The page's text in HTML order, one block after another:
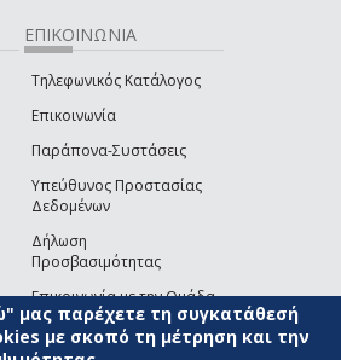
ΕΠΙΚΟΙΝΩΝΙΑ
Τηλεφωνικός Κατάλογος
Επικοινωνία
Παράπονα-Συστάσεις
Υπεύθυνος Προστασίας
Δεδομένων
Δήλωση
Προσβασιμότητας
Επικοινωνία με την Ομάδα
Ανάπτυξης του site(link sends e-mail)
μας παρέχετε τη συγκατάθεσή
με σκοπό τη μέτρηση και την